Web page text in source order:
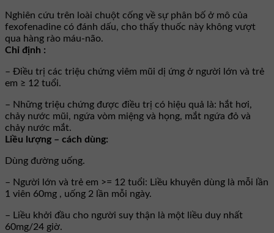
Nghiên cứu trên loài chuột cống về sự phân bố ở mô của
fexofenadine có đánh dấu, cho thấy thuốc này không vượt
qua hàng rào máu-não.
Chỉ định :
– Ðiều trị các triệu chứng viêm mũi dị ứng ở người lớn và trẻ
em ≥ 12 tuổi.
– Những triệu chứng được điều trị có hiệu quả là: hắt hơi,
chảy nước mũi, ngứa vòm miệng và họng, mắt ngứa đỏ và
chảy nước mắt.
Liều lượng – cách dùng:
Dùng đường uống.
– Người lớn và trẻ em >= 12 tuổi: Liều khuyên dùng là mỗi lần
1 viên 60mg , uống 2 lần mỗi ngày.
– Liều khởi đầu cho người suy thận là một liều duy nhất
60mg/24 giờ.